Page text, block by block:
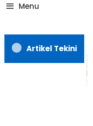
Menu
Artikel Tekini